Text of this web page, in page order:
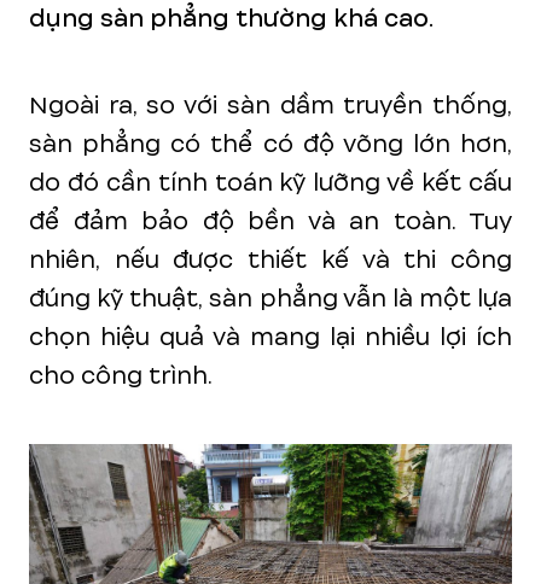
dụng sàn phẳng thường khá cao.
Ngoài ra, so với sàn dầm truyền thống,
sàn phẳng có thể có độ võng lớn hơn,
do đó cần tính toán kỹ lưỡng về kết cấu
để đảm bảo độ bền và an toàn. Tuy
nhiên, nếu được thiết kế và thi công
đúng kỹ thuật, sàn phẳng vẫn là một lựa
chọn hiệu quả và mang lại nhiều lợi ích
cho công trình.